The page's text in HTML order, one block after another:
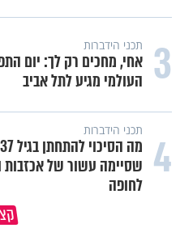
3 תכני הידברות
אחי, מחכים רק לך: יום
העולמי מגיע לתל אביב
4 תכני הידברות
שסיימה עשור של אכזבות
לחופה
כך תשמרו על עצמכם ועל בני